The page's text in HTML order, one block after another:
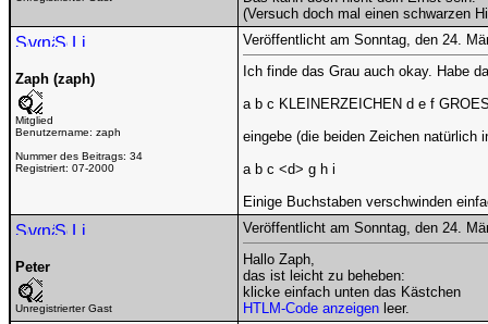
(Versuch doch mal einen schwarzen
Zaph (zaph)
Mitglied
Benutzername: zaph
Nummer des Beitrags: 34
Registriert: 07-2000
Veröffentlicht am Sonntag, den 24.
Ich finde das Grau auch okay. Habe
a b c KLEINERZEICHEN d e f
eingebe (die beiden Zeichen natürlich
a b c <d> g h i
Einige Buchstaben verschwinden
Peter
Unregistrierter Gast
Veröffentlicht am Sonntag, den 24.
Hallo Zaph,
das ist leicht zu beheben:
klicke einfach unten das Kästchen
HTLM-Code anzeigen leer.